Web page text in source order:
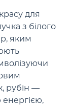
для
з білого
яким
рубін —